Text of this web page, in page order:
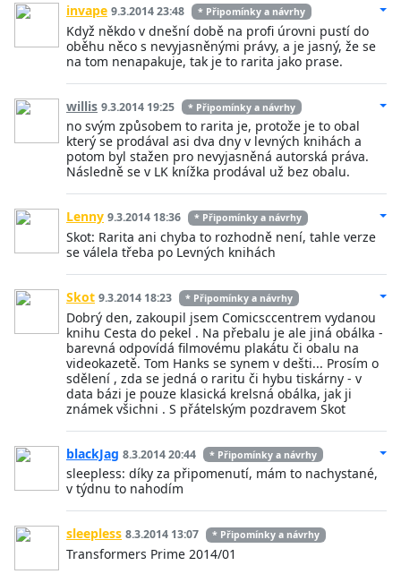
invape 9.3.2014 23:48 * Připomínky a návrhy
Když někdo v dnešní době na profi úrovni pustí do
oběhu něco s nevyjasněnými právy, a je jasný, že se
na tom nenapakuje, tak je to rarita jako prase.
willis 9.3.2014 19:25 * Připomínky a návrhy
no svým způsobem to rarita je, protože je to obal
který se prodával asi dva dny v levných knihách a
potom byl stažen pro nevyjasněná autorská práva.
Následně se v LK knížka prodával už bez obalu.
Lenny 9.3.2014 18:36 * Připomínky a návrhy
Skot: Rarita ani chyba to rozhodně není, tahle verze
se válela třeba po Levných knihách
Skot 9.3.2014 18:23 * Připomínky a návrhy
Dobrý den, zakoupil jsem Comicsccentrem vydanou
knihu Cesta do pekel . Na přebalu je ale jiná obálka -
barevná odpovídá filmovému plakátu či obalu na
videokazetě. Tom Hanks se synem v dešti... Prosím o
sdělení , zda se jedná o raritu či hybu tiskárny - v
data bázi je pouze klasická krelsná obálka, jak ji
známek všichni . S přátelským pozdravem Skot
blackJag 8.3.2014 20:44 * Připomínky a návrhy
sleepless: díky za připomenutí, mám to nachystané,
v týdnu to nahodím
sleepless 8.3.2014 13:07 * Připomínky a návrhy
Transformers Prime 2014/01